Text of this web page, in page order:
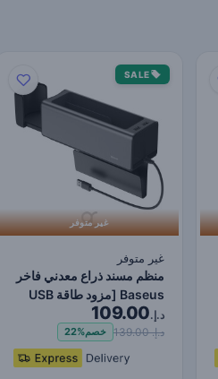
SALE
غير متوفر
غير متوفر
منظم مسند ذراع معدني فاخر
Baseus [مزود طاقة USB
مزدوج] - أسود
د.إ.109.00
د.إ. 139.00 خصم22%